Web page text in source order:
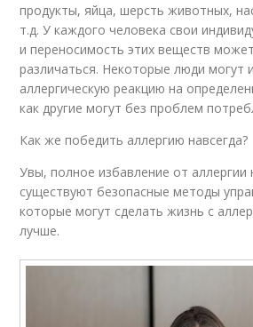
продукты, яйца, шерсть животных,
т.д. У каждого человека свои
и переносимость этих веществ
различаться. Некоторые люди могут
аллергическую реакцию на
как другие могут без проблем
Как же победить аллергию навсегда?
Увы, полное избавление от
существуют безопасные методы
которые могут сделать жизнь с
лучше.